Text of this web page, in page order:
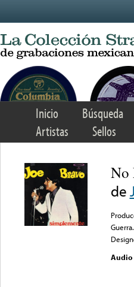
Inicio Búsqueda
Artistas
Sellos
No
de
Audio